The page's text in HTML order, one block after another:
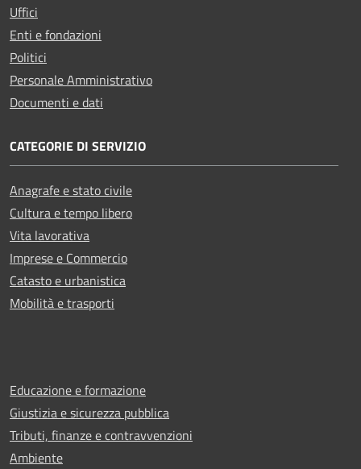
Uffici
Enti e fondazioni
Politici
Personale Amministrativo
Documenti e dati
CATEGORIE DI SERVIZIO
Anagrafe e stato civile
Cultura e tempo libero
Vita lavorativa
Imprese e Commercio
Catasto e urbanistica
Mobilità e trasporti
Educazione e formazione
Giustizia e sicurezza pubblica
Tributi, finanze e contravvenzioni
Ambiente